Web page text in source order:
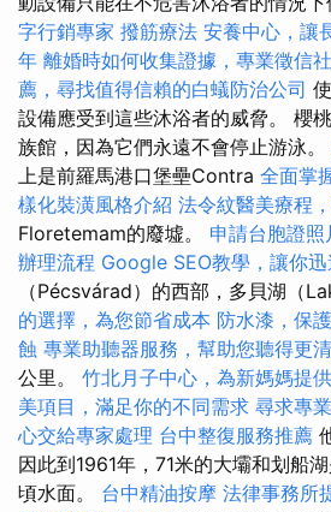
字行銷專家 撥筋療法 安養中心，讓
年 離婚時如何收集證據，專業徵信
薦，尋找值得信賴的白蟻防治公司
設備應受到這些沐浴者的威脅。 櫻
族館，因為它們永遠不會停止游泳。
上是前羅馬港口堡壘Contra 全面掌
樣化裝潢風格介紹 法令紋醫美療程
Floretemam的廢墟。 申請台胞證照
辦理流程 Google SEO教學，讓你
（Pécsvárad）的西部，多貝湖（
的選擇，為您節省成本 防水漆，保
蝕 專業助聽器服務，幫助您聽得更
公里。 竹北月子中心，為新媽媽提
美項目，滿足你的不同需求 尋求專
心交給專家處理 台中整復服務推薦
因此到1961年，71米的大壩和划船
頃水面。 台中精油按摩 法律事務所